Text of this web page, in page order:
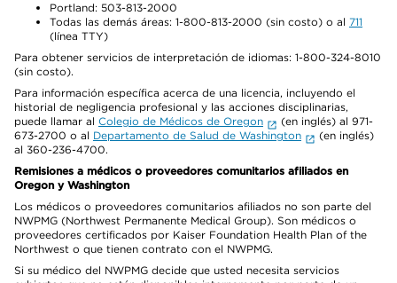
Portland: 503-813-2000
Todas las demás áreas: 1-800-813-2000 (sin costo) o al 711
(línea TTY)
Para obtener servicios de interpretación de idiomas: 1-800-324-8010
(sin costo).
Para información específica acerca de una licencia, incluyendo el
historial de negligencia profesional y las acciones disciplinarias,
puede llamar al Colegio de Médicos de Oregon
(en inglés) al 971-
673-2700 o al Departamento de Salud de Washington
(en inglés)
al 360-236-4700.
Remisiones a médicos o proveedores comunitarios afiliados en
Oregon y Washington
Los médicos o proveedores comunitarios afiliados no son parte del
NWPMG (Northwest Permanente Medical Group). Son médicos o
proveedores certificados por Kaiser Foundation Health Plan of the
Northwest o que tienen contrato con el NWPMG.
Si su médico del NWPMG decide que usted necesita servicios